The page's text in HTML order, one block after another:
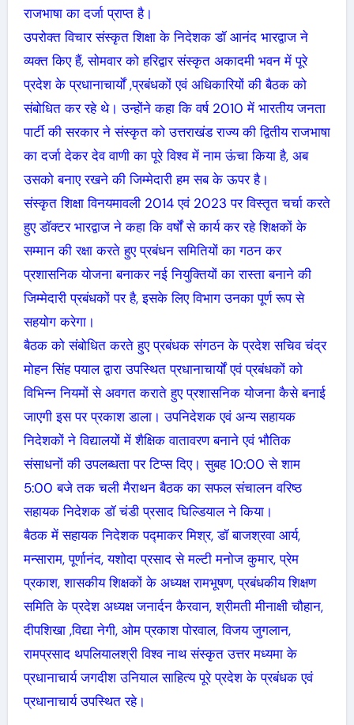
राजभाषा का दर्जा प्राप्त है।
उपरोक्त विचार संस्कृत शिक्षा के निदेशक डॉ आनंद भारद्वाज ने
व्यक्त किए हैं, सोमवार को हरिद्वार संस्कृत अकादमी भवन में पूरे
प्रदेश के प्रधानाचार्यों ,प्रबंधकों एवं अधिकारियों की बैठक को
संबोधित कर रहे थे। उन्होंने कहा कि वर्ष 2010 में भारतीय जनता
पार्टी की सरकार ने संस्कृत को उत्तराखंड राज्य की द्वितीय राजभाषा
का दर्जा देकर देव वाणी का पूरे विश्व में नाम ऊंचा किया है, अब
उसको बनाए रखने की जिम्मेदारी हम सब के ऊपर है।
संस्कृत शिक्षा विनयमावली 2014 एवं 2023 पर विस्तृत चर्चा करते
हुए डॉक्टर भारद्वाज ने कहा कि वर्षों से कार्य कर रहे शिक्षकों के
सम्मान की रक्षा करते हुए प्रबंधन समितियों का गठन कर
प्रशासनिक योजना बनाकर नई नियुक्तियों का रास्ता बनाने की
जिम्मेदारी प्रबंधकों पर है, इसके लिए विभाग उनका पूर्ण रूप से
सहयोग करेगा।
बैठक को संबोधित करते हुए प्रबंधक संगठन के प्रदेश सचिव चंद्र
मोहन सिंह पयाल द्वारा उपस्थित प्रधानाचार्यों एवं प्रबंधकों को
विभिन्न नियमों से अवगत कराते हुए प्रशासनिक योजना कैसे बनाई
जाएगी इस पर प्रकाश डाला। उपनिदेशक एवं अन्य सहायक
निदेशकों ने विद्यालयों में शैक्षिक वातावरण बनाने एवं भौतिक
संसाधनों की उपलब्धता पर टिप्स दिए। सुबह 10:00 से शाम
5:00 बजे तक चली मैराथन बैठक का सफल संचालन वरिष्ठ
सहायक निदेशक डॉ चंडी प्रसाद घिल्डियाल ने किया।
बैठक में सहायक निदेशक पद्माकर मिश्र, डॉ बाजश्रवा आर्य,
मन्साराम, पूर्णानंद, यशोदा प्रसाद से मल्टी मनोज कुमार, प्रेम
प्रकाश, शासकीय शिक्षकों के अध्यक्ष रामभूषण, प्रबंधकीय शिक्षण
समिति के प्रदेश अध्यक्ष जनार्दन कैरवान, श्रीमती मीनाक्षी चौहान,
दीपशिखा ,विद्या नेगी, ओम प्रकाश पोरवाल, विजय जुगलान,
रामप्रसाद थपलियालश्री विश्व नाथ संस्कृत उत्तर मध्यमा के
प्रधानाचार्य जगदीश उनियाल साहित्य पूरे प्रदेश के प्रबंधक एवं
प्रधानाचार्य उपस्थित रहे।